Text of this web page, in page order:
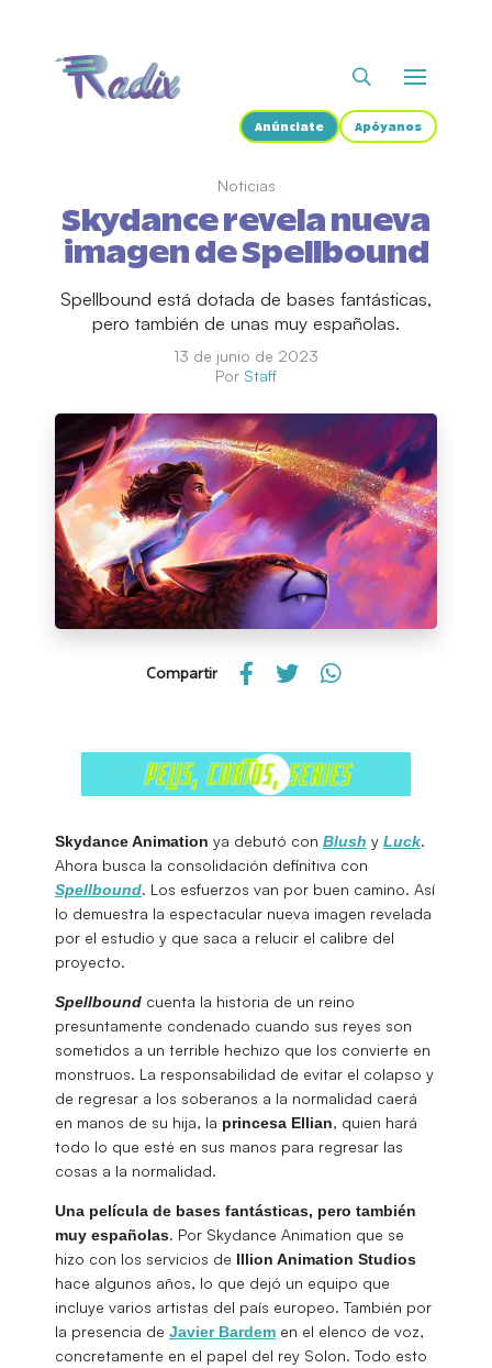
Anúnciate Apóyanos
Noticias
Skydance revela nueva
imagen de Spellbound
Spellbound está dotada de bases fantásticas,
pero también de unas muy españolas.
13 de junio de 2023
Por Staff
Compartir
Skydance Animation ya debutó con Blush y Luck.
Ahora busca la consolidación definitiva con
Spellbound. Los esfuerzos van por buen camino. Así
lo demuestra la espectacular nueva imagen revelada
por el estudio y que saca a relucir el calibre del
proyecto.
Spellbound cuenta la historia de un reino
presuntamente condenado cuando sus reyes son
sometidos a un terrible hechizo que los convierte en
monstruos. La responsabilidad de evitar el colapso y
de regresar a los soberanos a la normalidad caerá
en manos de su hija, la princesa Ellian, quien hará
todo lo que esté en sus manos para regresar las
cosas a la normalidad.
Una película de bases fantásticas, pero también
muy españolas. Por Skydance Animation que se
hizo con los servicios de Illion Animation Studios
hace algunos años, lo que dejó un equipo que
incluye varios artistas del país europeo. También por
la presencia de Javier Bardem en el elenco de voz,
concretamente en el papel del rey Solon. Todo esto